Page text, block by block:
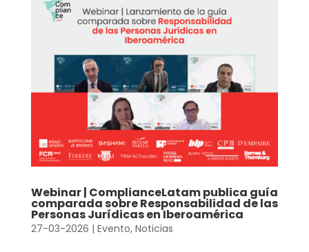
Webinar | ComplianceLatam publica guía
comparada sobre Responsabilidad de las
Personas Jurídicas en Iberoamérica
27-03-2026 | Evento, Noticias